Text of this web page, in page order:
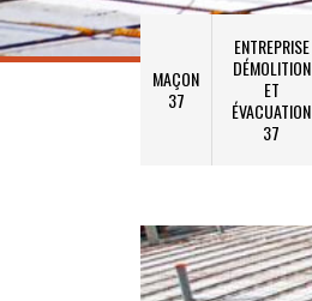
MAÇON
37
ENTREPRISE
DÉMOLITION
ET
ÉVACUATION
37